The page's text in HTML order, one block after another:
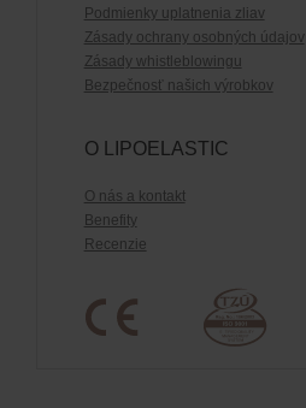
Podmienky uplatnenia zliav
Zásady ochrany osobných údajov
Zásady whistleblowingu
Bezpečnosť našich výrobkov
O LIPOELASTIC
O nás a kontakt
Benefity
Recenzie